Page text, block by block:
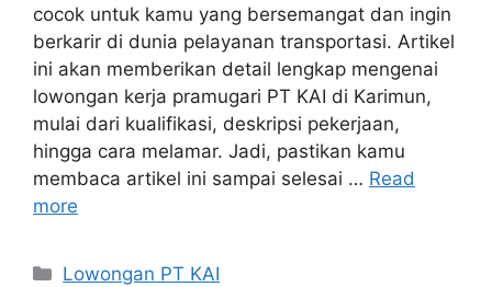
cocok untuk kamu yang bersemangat dan ingin
berkarir di dunia pelayanan transportasi. Artikel
ini akan memberikan detail lengkap mengenai
lowongan kerja pramugari PT KAI di Karimun,
mulai dari kualifikasi, deskripsi pekerjaan,
hingga cara melamar. Jadi, pastikan kamu
membaca artikel ini sampai selesai … Read
more
Categories
Lowongan PT KAI